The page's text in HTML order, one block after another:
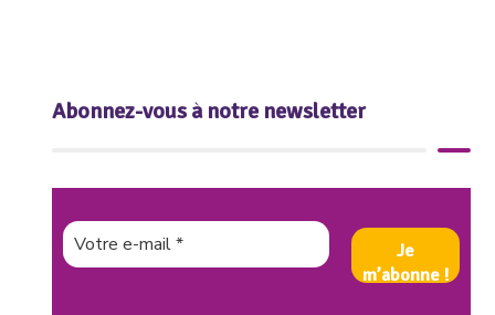
Abonnez-vous à notre newsletter